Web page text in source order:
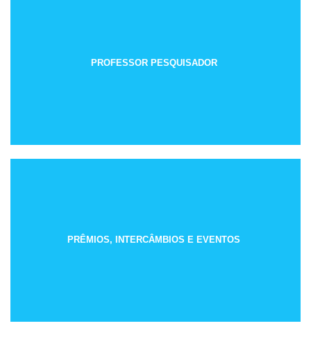
PROFESSOR PESQUISADOR
PRÊMIOS, INTERCÂMBIOS E EVENTOS